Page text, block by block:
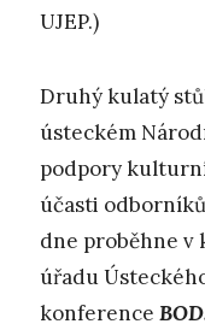
UJEP.)
Druhý kulatý
ústeckém
podpory
účasti
dne proběhne v
úřadu
konference